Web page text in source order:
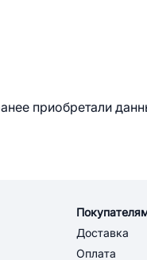
приобретали
Доставка
Оплата